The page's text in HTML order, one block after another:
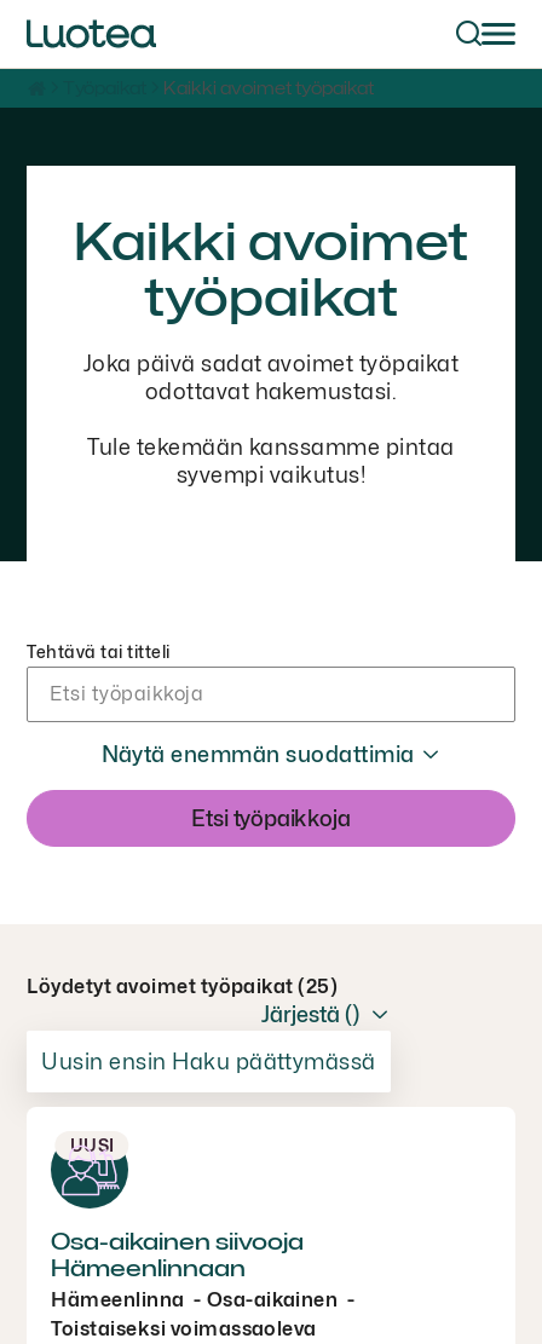
Kaikki avoimet työpaikat
Kaikki avoimet
työpaikat
Joka päivä sadat avoimet työpaikat
odottavat hakemustasi.
Tule tekemään kanssamme pintaa
syvempi vaikutus!
Tehtävä tai titteli
Näytä enemmän suodattimia
Löydetyt avoimet työpaikat (25)
Järjestä ()
Uusin ensin Haku päättymässä
UUSI
Osa-aikainen siivooja
Hämeenlinnaan
Hämeenlinna
Osa-aikainen
Toistaiseksi voimassaoleva